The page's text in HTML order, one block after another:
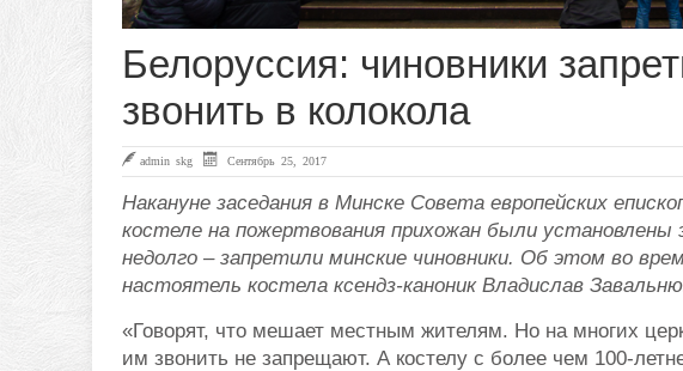
Белоруссия: чиновники
звонить в колокола
admin skg Сентябрь 25, 2017
Накануне заседания в Минске Совета европейских
костеле на пожертвования прихожан были установлены
недолго – запретили минские чиновники. Об этом во
настоятель костела ксендз-каноник Владислав
«Говорят, что мешает местным жителям. Но на многих
им звонить не запрещают. А костелу с более чем 100-